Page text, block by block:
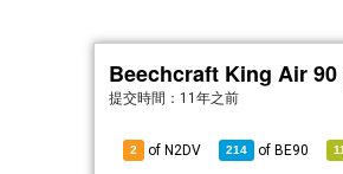
Beechcraft King Air 90
提交時間： 11年之前
2 of N2DV 214 of BE90